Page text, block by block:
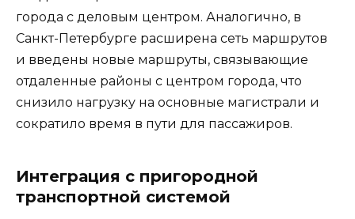
города с деловым центром. Аналогично, в
Санкт-Петербурге расширена сеть маршрутов
и введены новые маршруты, связывающие
отдаленные районы с центром города, что
снизило нагрузку на основные магистрали и
сократило время в пути для пассажиров.
Интеграция с пригородной
транспортной системой